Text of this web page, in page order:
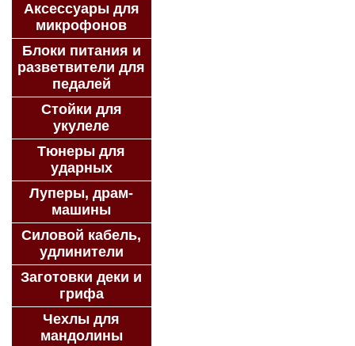
Аксессуары для
микрофонов
Блоки питания и
разветвители для
педалей
Стойки для
укулеле
Тюнеры для
ударных
Луперы, драм-
машины
Силовой кабель,
удлинители
Заготовки деки и
грифа
Чехлы для
мандолины